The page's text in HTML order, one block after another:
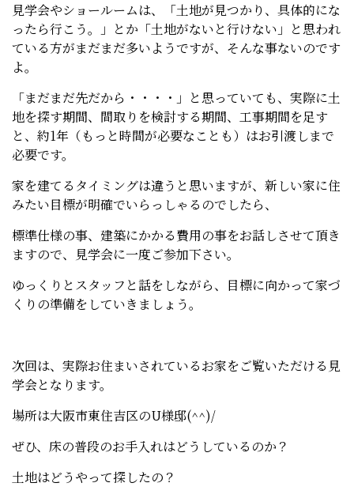
見学会やショールームは、「土地が見つかり、具体的にな
ったら行こう。」とか「土地がないと行けない」と思われ
ている方がまだまだ多いようですが、そんな事ないのです
よ。
「まだまだ先だから・・・・」と思っていても、実際に土
地を探す期間、間取りを検討する期間、工事期間を足す
と、約1年（もっと時間が必要なことも）はお引渡しまで
必要です。
家を建てるタイミングは違うと思いますが、新しい家に住
みたい目標が明確でいらっしゃるのでしたら、
標準仕様の事、建築にかかる費用の事をお話しさせて頂き
ますので、見学会に一度ご参加下さい。
ゆっくりとスタッフと話をしながら、目標に向かって家づ
くりの準備をしていきましょう。
次回は、実際お住まいされているお家をご覧いただける見
学会となります。
場所は大阪市東住吉区のU様邸(^^)/
ぜひ、床の普段のお手入れはどうしているのか？
土地はどうやって探したの？